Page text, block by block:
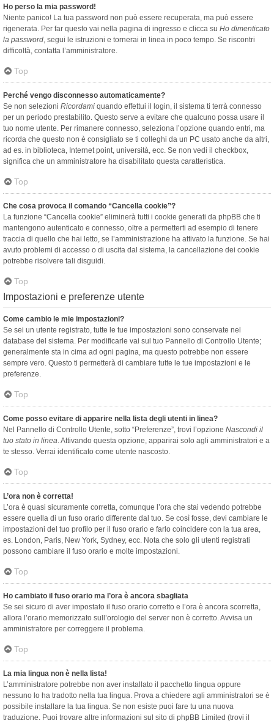
Ho perso la mia password!
Niente panico! La tua password non può essere recuperata, ma può essere
rigenerata. Per far questo vai nella pagina di ingresso e clicca su Ho dimenticato
la password, segui le istruzioni e tornerai in linea in poco tempo. Se riscontri
difficoltà, contatta l’amministratore.
Top
Perché vengo disconnesso automaticamente?
Se non selezioni Ricordami quando effettui il login, il sistema ti terrà connesso
per un periodo prestabilito. Questo serve a evitare che qualcuno possa usare il
tuo nome utente. Per rimanere connesso, seleziona l’opzione quando entri, ma
ricorda che questo non è consigliato se ti colleghi da un PC usato anche da altri,
ad es. in biblioteca, Internet point, università, ecc. Se non vedi il checkbox,
significa che un amministratore ha disabilitato questa caratteristica.
Top
Che cosa provoca il comando “Cancella cookie”?
La funzione “Cancella cookie” eliminerà tutti i cookie generati da phpBB che ti
mantengono autenticato e connesso, oltre a permetterti ad esempio di tenere
traccia di quello che hai letto, se l’amministrazione ha attivato la funzione. Se hai
avuto problemi di accesso o di uscita dal sistema, la cancellazione dei cookie
potrebbe risolvere tali disguidi.
Top
Impostazioni e preferenze utente
Come cambio le mie impostazioni?
Se sei un utente registrato, tutte le tue impostazioni sono conservate nel
database del sistema. Per modificarle vai sul tuo Pannello di Controllo Utente;
generalmente sta in cima ad ogni pagina, ma questo potrebbe non essere
sempre vero. Questo ti permetterà di cambiare tutte le tue impostazioni e le
preferenze.
Top
Come posso evitare di apparire nella lista degli utenti in linea?
Nel Pannello di Controllo Utente, sotto “Preferenze”, trovi l’opzione Nascondi il
tuo stato in linea. Attivando questa opzione, apparirai solo agli amministratori e a
te stesso. Verrai identificato come utente nascosto.
Top
L’ora non è corretta!
L’ora è quasi sicuramente corretta, comunque l’ora che stai vedendo potrebbe
essere quella di un fuso orario differente dal tuo. Se così fosse, devi cambiare le
impostazioni del tuo profilo per il fuso orario e farlo coincidere con la tua area,
es. London, Paris, New York, Sydney, ecc. Nota che solo gli utenti registrati
possono cambiare il fuso orario e molte impostazioni.
Top
Ho cambiato il fuso orario ma l’ora è ancora sbagliata
Se sei sicuro di aver impostato il fuso orario corretto e l’ora è ancora scorretta,
allora l’orario memorizzato sull’orologio del server non è corretto. Avvisa un
amministratore per correggere il problema.
Top
La mia lingua non è nella lista!
L’amministratore potrebbe non aver installato il pacchetto lingua oppure
nessuno lo ha tradotto nella tua lingua. Prova a chiedere agli amministratori se è
possibile installare la tua lingua. Se non esiste puoi fare tu una nuova
traduzione. Puoi trovare altre informazioni sul sito di phpBB Limited (trovi il